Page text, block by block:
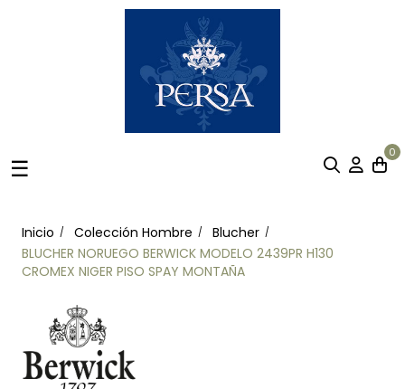
Navegación
☰
0
Inicio Colección Hombre
Blucher
BLUCHER NORUEGO BERWICK MODELO 2439PR H130
CROMEX NIGER PISO SPAY MONTAÑA